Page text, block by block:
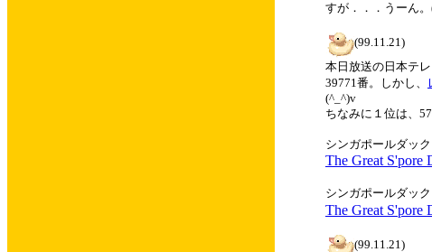
すが．．．うーん
(99.11.21)
本日放送の日本テレ
39771番。しかし、
(^_^)v
ちなみに１位は、
シンガポールダッ
The Great S'pore
シンガポールダッ
The Great S'pore
(99.11.21)